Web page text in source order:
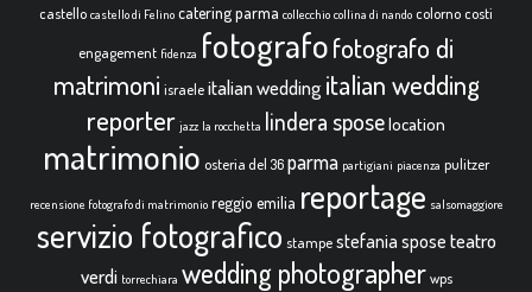
castello castello di Felino catering parma collecchio collina di nando colorno costi
engagement fidenza fotografofotografo di
matrimoni israele italian wedding italian wedding
reporter jazz la rocchetta lindera sposelocation
matrimonio osteria del 36parma partigiani piacenza pulitzer
recensione fotografo di matrimonio reggio emilia reportage salsomaggiore
servizio fotografico stampe stefania spose teatro
verdi torrechiara wedding photographer wps